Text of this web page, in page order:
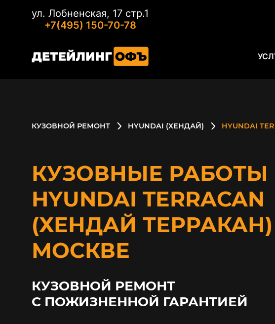
ул. Лобненская, 17 стр.1
+7(495) 150-70-78
КУЗОВНОЙ РЕМОНТ HYUNDAI (ХЕНДАЙ) HYUNDAI
КУЗОВНЫЕ РАБОТЫ
HYUNDAI TERRACAN
(ХЕНДАЙ
МОСКВЕ
КУЗОВНОЙ РЕМОНТ
С ПОЖИЗНЕННОЙ ГАРАНТИЕЙ